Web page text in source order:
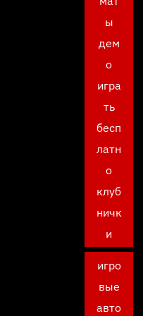
ы
дем
о
игра
ть
бесп
латн
о
клуб
ничк
и
игро
вые
авто